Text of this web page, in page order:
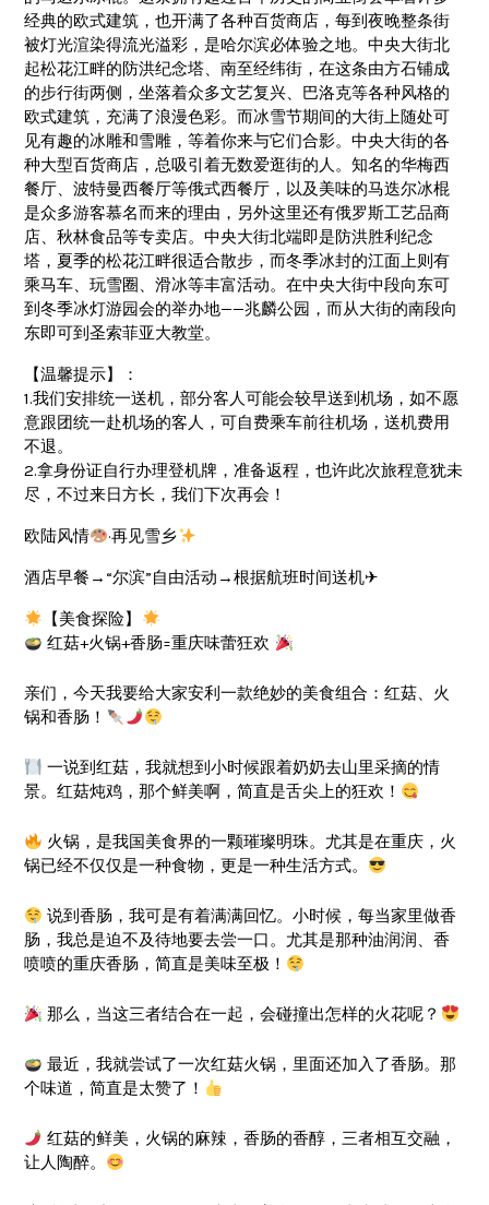
经典的欧式建筑，也开满了各种百货商店，每到夜晚整条街
被灯光渲染得流光溢彩，是哈尔滨必体验之地。中央大街北
起松花江畔的防洪纪念塔、南至经纬街，在这条由方石铺成
的步行街两侧，坐落着众多文艺复兴、巴洛克等各种风格的
欧式建筑，充满了浪漫色彩。而冰雪节期间的大街上随处可
见有趣的冰雕和雪雕，等着你来与它们合影。中央大街的各
种大型百货商店，总吸引着无数爱逛街的人。知名的华梅西
餐厅、波特曼西餐厅等俄式西餐厅，以及美味的马迭尔冰棍
是众多游客慕名而来的理由，另外这里还有俄罗斯工艺品商
店、秋林食品等专卖店。中央大街北端即是防洪胜利纪念
塔，夏季的松花江畔很适合散步，而冬季冰封的江面上则有
乘马车、玩雪圈、滑冰等丰富活动。在中央大街中段向东可
到冬季冰灯游园会的举办地——兆麟公园，而从大街的南段向
东即可到圣索菲亚大教堂。
【温馨提示】：
1.我们安排统一送机，部分客人可能会较早送到机场，如不愿
意跟团统一赴机场的客人，可自费乘车前往机场，送机费用
不退。
2.拿身份证自行办理登机牌，准备返程，也许此次旅程意犹未
尽，不过来日方长，我们下次再会！
欧陆风情 ·再见雪乡
酒店早餐→“尔滨”自由活动→根据航班时间送机✈
【美食探险】
红菇+火锅+香肠=重庆味蕾狂欢
亲们，今天我要给大家安利一款绝妙的美食组合：红菇、火
锅和香肠！
一说到红菇，我就想到小时候跟着奶奶去山里采摘的情
景。红菇炖鸡，那个鲜美啊，简直是舌尖上的狂欢！
火锅，是我国美食界的一颗璀璨明珠。尤其是在重庆，火
锅已经不仅仅是一种食物，更是一种生活方式。
说到香肠，我可是有着满满回忆。小时候，每当家里做香
肠，我总是迫不及待地要去尝一口。尤其是那种油润润、香
喷喷的重庆香肠，简直是美味至极！
那么，当这三者结合在一起，会碰撞出怎样的火花呢？
最近，我就尝试了一次红菇火锅，里面还加入了香肠。那
个味道，简直是太赞了！
红菇的鲜美，火锅的麻辣，香肠的香醇，三者相互交融，
让人陶醉。